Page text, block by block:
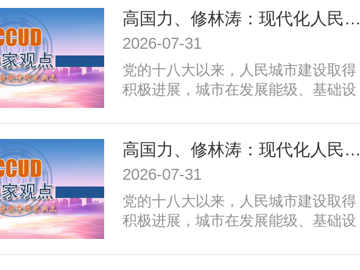
高国力、修林涛：现代化人民城市高质量发展的战略框架与政策体系
2026-07-31
党的十八大以来，人民城市建设取得
积极进展，城市在发展能级、基础设
治理、历史文化保护等方面取得积极
成效；同时，也面临着转变发展方
式、培育发展动能、提升功能品质、
推动精细治理、增强城市韧性等转型
发展任务。为实现以上目标，必须紧
高国力、修林涛：现代化人民城市高质量发展的战略框架与政策体系
2026-07-31
党的十八大以来，人民城市建设取得
积极进展，城市在发展能级、基础设
治理、历史文化保护等方面取得积极